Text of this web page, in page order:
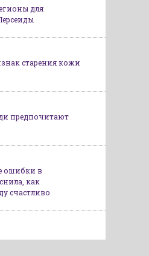
для
старения кожи
предпочитают
ошибки в
как
счастливо